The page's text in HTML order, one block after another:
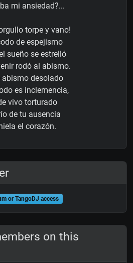
mi ansiedad?...
torpe y vano!
de espejismo
sueño se estrelló
rodó al abismo.
abismo desolado
es inclemencia,
vivo torturado
de tu ausencia
el corazón.
or TangoDJ access
on this